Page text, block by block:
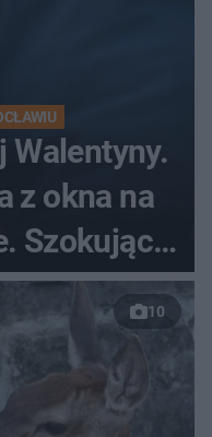
Walentyny.
z okna na
Szokujące
do sieci
10